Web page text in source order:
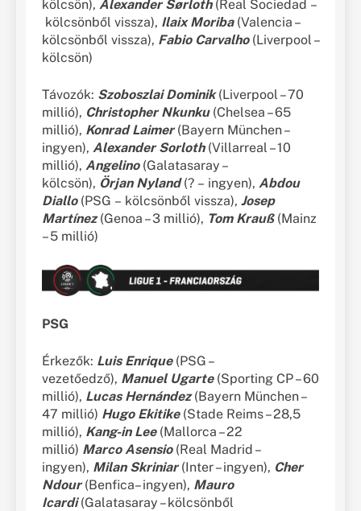
kölcsön), Alexander Sørloth(Real Sociedad –
kölcsönből vissza), Ilaix Moriba(Valencia –
kölcsönből vissza), Fabio Carvalho(Liverpool –
kölcsön)
Távozók: Szoboszlai Dominik(Liverpool – 70
millió), Christopher Nkunku(Chelsea – 65
millió), Konrad Laimer (Bayern München –
ingyen), Alexander Sorloth(Villarreal – 10
millió), Angelino (Galatasaray –
kölcsön), Örjan Nyland(? – ingyen), Abdou
Diallo(PSG – kölcsönből vissza), Josep
Martínez(Genoa – 3 millió), Tom Krauß(Mainz
– 5 millió)
PSG
Érkezők: Luis Enrique(PSG –
vezetőedző), Manuel Ugarte (Sporting CP – 60
millió), Lucas Hernández(Bayern München –
47 millió) Hugo Ekitike(Stade Reims – 28,5
millió), Kang-in Lee(Mallorca – 22
millió) Marco Asensio(Real Madrid –
ingyen), Milan Skriniar(Inter – ingyen), Cher
Ndour (Benfica– ingyen), Mauro
Icardi(Galatasaray – kölcsönből